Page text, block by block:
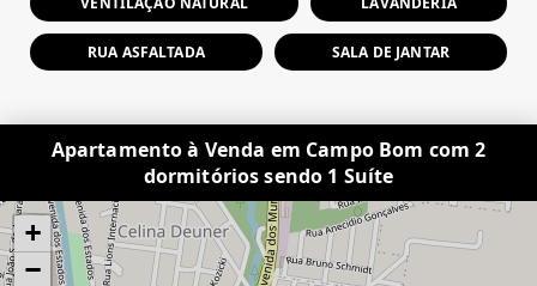
RUA ASFALTADA SALA DE JANTAR
Apartamento à Venda em Campo Bom com 2
dormitórios sendo 1 Suíte
+
−